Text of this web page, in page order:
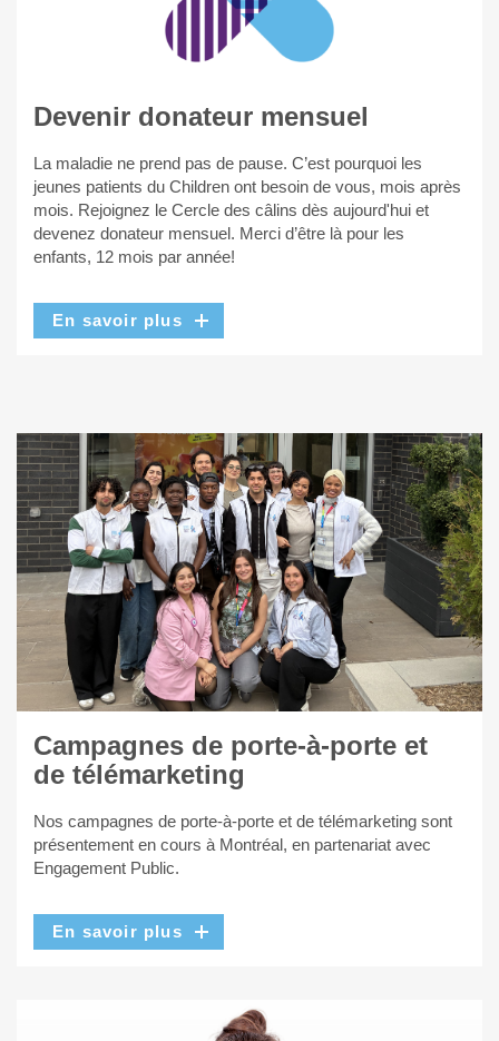
Devenir donateur mensuel
La maladie ne prend pas de pause. C’est pourquoi les
jeunes patients du Children ont besoin de vous, mois après
mois. Rejoignez le Cercle des câlins dès aujourd'hui et
devenez donateur mensuel. Merci d’être là pour les
enfants, 12 mois par année!
En savoir plus
Campagnes de porte-à-porte et
de télémarketing
Nos campagnes de porte-à-porte et de télémarketing sont
présentement en cours à Montréal, en partenariat avec
Engagement Public.
En savoir plus